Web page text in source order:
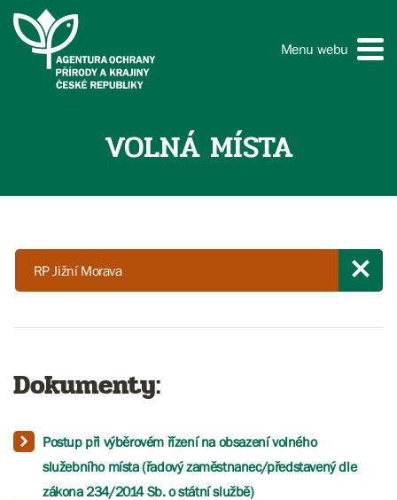
Menu webu
VOLNÁ MÍSTA
RP Jižní Morava
Dokumenty:
Postup při výběrovém řízení na obsazení volného
služebního místa (řadový zaměstnanec/představený dle
zákona 234/2014 Sb. o státní službě)